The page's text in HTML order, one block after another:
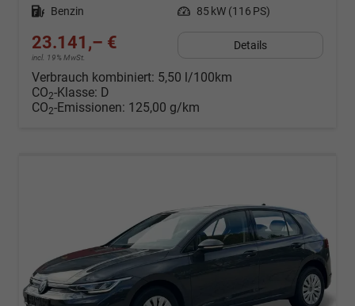
Kraftstoff Benzin Leistung 85 kW (116 PS)
23.141,– €
incl. 19% MwSt.
Details
Verbrauch kombiniert: 5,50 l/100km
CO2-Klasse: D
CO2-Emissionen: 125,00 g/km